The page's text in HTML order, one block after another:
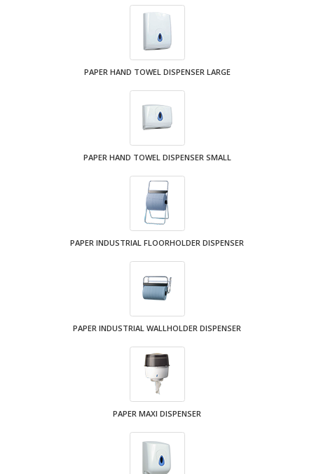
PAPER HAND TOWEL DISPENSER LARGE
PAPER HAND TOWEL DISPENSER SMALL
PAPER INDUSTRIAL FLOORHOLDER DISPENSER
PAPER INDUSTRIAL WALLHOLDER DISPENSER
PAPER MAXI DISPENSER